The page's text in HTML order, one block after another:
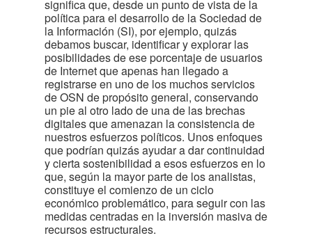
significa que, desde un punto de vista de la
política para el desarrollo de la Sociedad de
la Información (SI), por ejemplo, quizás
debamos buscar, identificar y explorar las
posibilidades de ese porcentaje de usuarios
de Internet que apenas han llegado a
registrarse en uno de los muchos servicios
de OSN de propósito general, conservando
un pie al otro lado de una de las brechas
digitales que amenazan la consistencia de
nuestros esfuerzos políticos. Unos enfoques
que podrían quizás ayudar a dar continuidad
y cierta sostenibilidad a esos esfuerzos en lo
que, según la mayor parte de los analistas,
constituye el comienzo de un ciclo
económico problemático, para seguir con las
medidas centradas en la inversión masiva de
recursos estructurales.